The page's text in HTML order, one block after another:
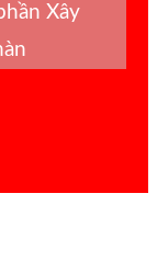
Xây